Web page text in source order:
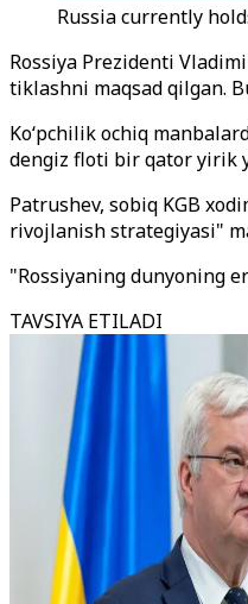
Russia currently
Rossiya Prezidenti
tiklashni maqsad qilgan.
Ko‘pchilik ochiq
dengiz floti bir qator yirik
Patrushev, sobiq KGB
rivojlanish strategiyasi"
"Rossiyaning dunyoning
TAVSIYA ETILADI